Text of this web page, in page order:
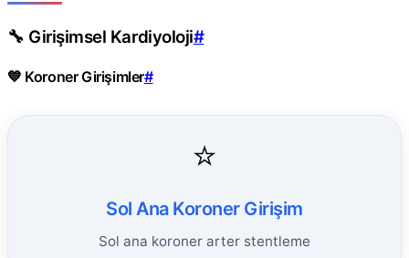
🔧 Girişimsel Kardiyoloji#
💙 Koroner Girişimler#
⭐
Sol Ana Koroner Girişim
Sol ana koroner arter stentleme